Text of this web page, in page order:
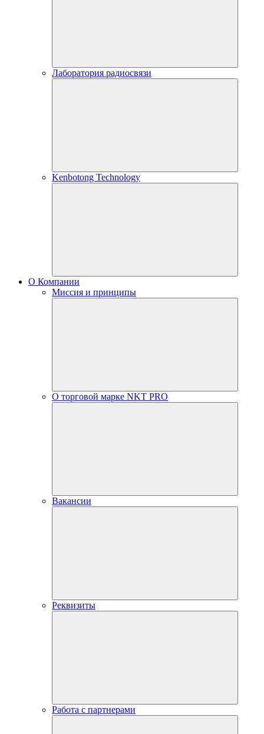
Лаборатория радиосвязи
Kenbotong Technology
О Компании
Миссия и принципы
О торговой марке NKT PRO
Вакансии
Реквизиты
Работа с партнерами